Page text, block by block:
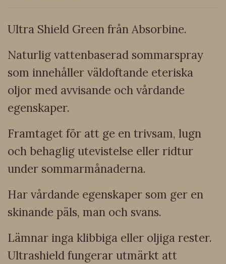
Ultra Shield Green från Absorbine.
Naturlig vattenbaserad sommarspray
som innehåller väldoftande eteriska
oljor med avvisande och vårdande
egenskaper.
Framtaget för att ge en trivsam, lugn
och behaglig utevistelse eller ridtur
under sommarmånaderna.
Har vårdande egenskaper som ger en
skinande päls, man och svans.
Lämnar inga klibbiga eller oljiga rester.
Ultrashield fungerar utmärkt att